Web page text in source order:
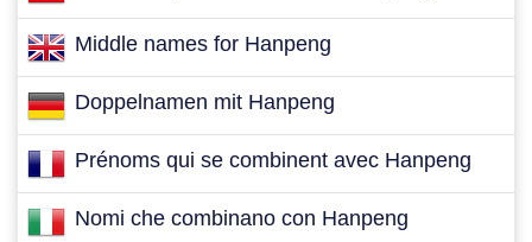
Middle names for Hanpeng
Doppelnamen mit Hanpeng
Prénoms qui se combinent avec Hanpeng
Nomi che combinano con Hanpeng